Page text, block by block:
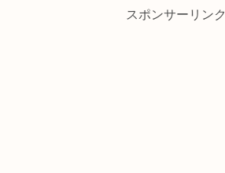
スポンサーリンク